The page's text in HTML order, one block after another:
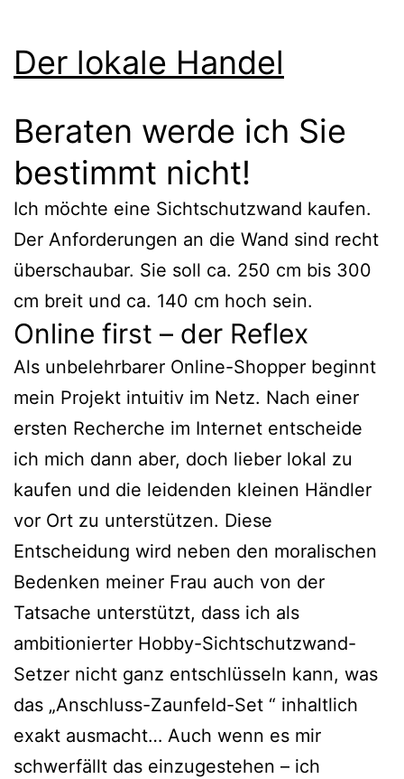
Der lokale Handel
Beraten werde ich Sie
bestimmt nicht!
Ich möchte eine Sichtschutzwand kaufen.
Der Anforderungen an die Wand sind recht
überschaubar. Sie soll ca. 250 cm bis 300
cm breit und ca. 140 cm hoch sein.
Online first – der Reflex
Als unbelehrbarer Online-Shopper beginnt
mein Projekt intuitiv im Netz. Nach einer
ersten Recherche im Internet entscheide
ich mich dann aber, doch lieber lokal zu
kaufen und die leidenden kleinen Händler
vor Ort zu unterstützen. Diese
Entscheidung wird neben den moralischen
Bedenken meiner Frau auch von der
Tatsache unterstützt, dass ich als
ambitionierter Hobby-Sichtschutzwand-
Setzer nicht ganz entschlüsseln kann, was
das „Anschluss-Zaunfeld-Set “ inhaltlich
exakt ausmacht… Auch wenn es mir
schwerfällt das einzugestehen – ich